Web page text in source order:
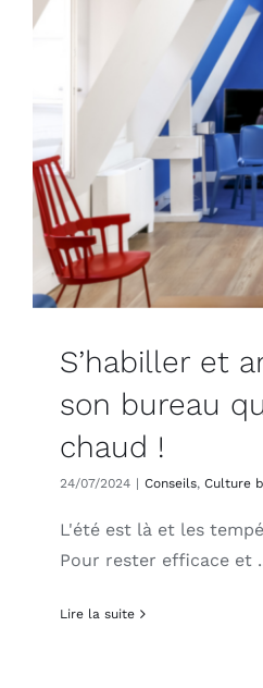
S’habiller et
son bureau
chaud !
24/07/2024 | Conseils, Culture
L'été est là et les
Pour rester efficace et
Lire la suite